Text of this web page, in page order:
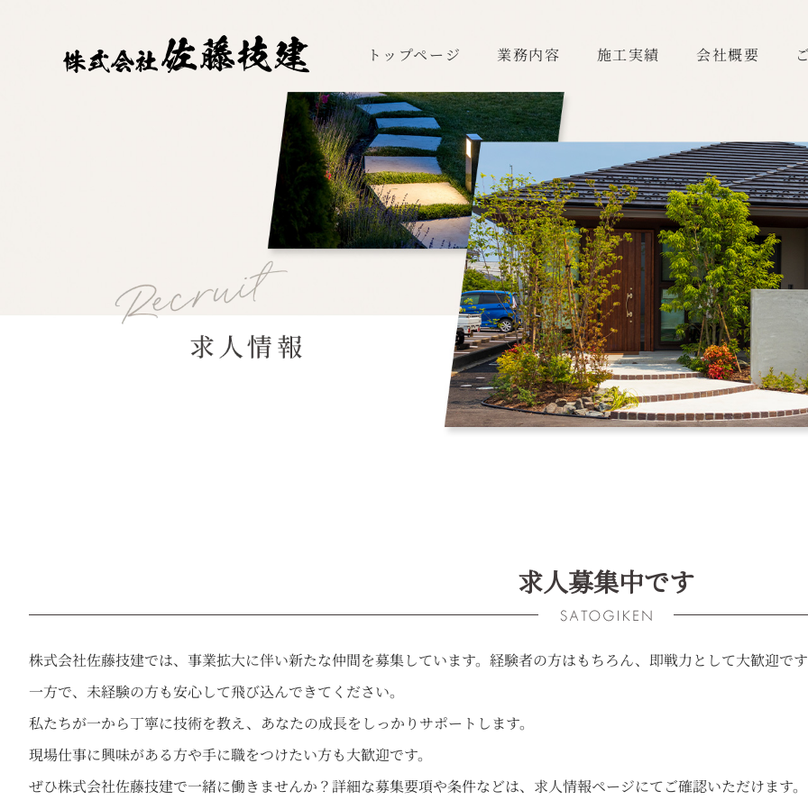
トップページ 業務内容 施工実績 会社概要
求人募集中です
株式会社佐藤技建では、事業拡大に伴い新たな仲間を募集しています。経験者の方はもちろん、即戦力として大歓迎で
一方で、未経験の方も安心して飛び込んできてください。
私たちが一から丁寧に技術を教え、あなたの成長をしっかりサポートします。
現場仕事に興味がある方や手に職をつけたい方も大歓迎です。
ぜひ株式会社佐藤技建で一緒に働きませんか？詳細な募集要項や条件などは、求人情報ページにてご確認いただけます。